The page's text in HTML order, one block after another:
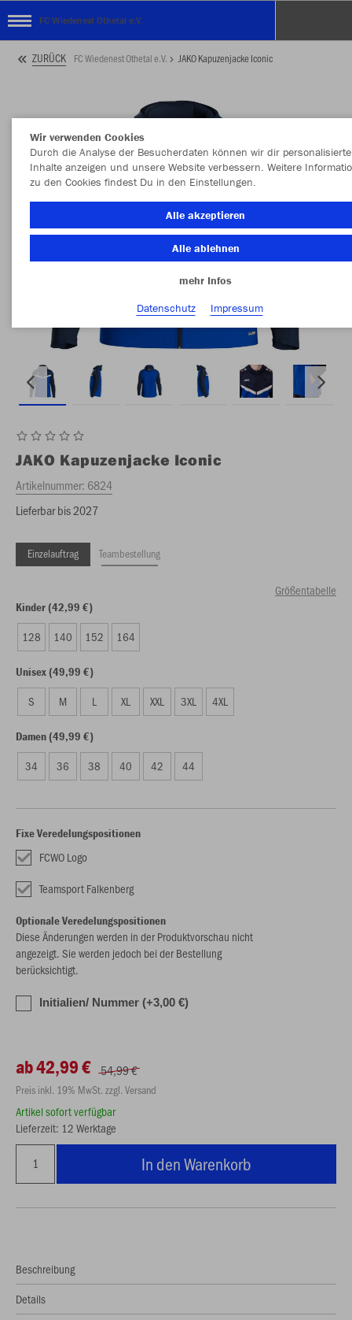
FC Wiedenest Othetal e.V.
ZURÜCK FC Wiedenest Othetal e.V. JAKO Kapuzenjacke Iconic
JAKO Kapuzenjacke Iconic
Artikelnummer: 6824
Lieferbar bis 2027
Einzelauftrag Teambestellung
Größentabelle
Kinder (42,99 €)
128 140 152 164
Unisex (49,99 €)
S M L XL XXL 3XL 4XL
Damen (49,99 €)
34 36 38 40 42 44
Fixe Veredelungspositionen
FCWO Logo
Teamsport Falkenberg
Optionale Veredelungspositionen
Diese Änderungen werden in der Produktvorschau nicht
angezeigt. Sie werden jedoch bei der Bestellung
berücksichtigt.
Initialien/ Nummer (+3,00 €)
ab 42,99 € 54,99 €
Preis inkl. 19% MwSt. zzgl. Versand
Artikel sofort verfügbar
Lieferzeit: 12 Werktage
In den Warenkorb
Beschreibung
Details
Wir verwenden Cookies
Durch die Analyse der Besucherdaten können wir dir personalisierte
Inhalte anzeigen und unsere Website verbessern. Weitere
zu den Cookies findest Du in den Einstellungen.
Alle akzeptieren
Alle ablehnen
mehr Infos
Datenschutz
Impressum